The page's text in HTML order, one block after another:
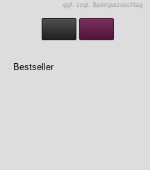
ggf. zzgl. Sperrgutzuschlag
Bestseller